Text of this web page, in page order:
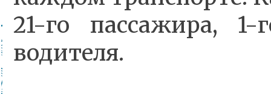
21-го пассажира,
водителя.